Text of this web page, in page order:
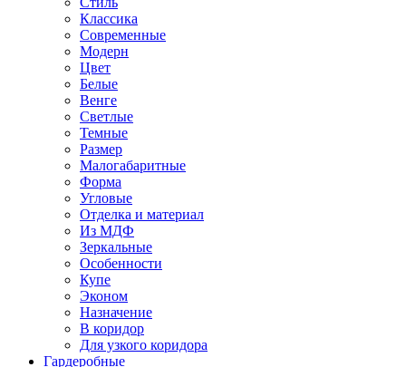
Классика
Современные
Модерн
Цвет
Белые
Венге
Светлые
Темные
Размер
Малогабаритные
Форма
Угловые
Отделка и материал
Из МДФ
Зеркальные
Особенности
Купе
Эконом
Назначение
В коридор
Для узкого коридора
Гардеробные